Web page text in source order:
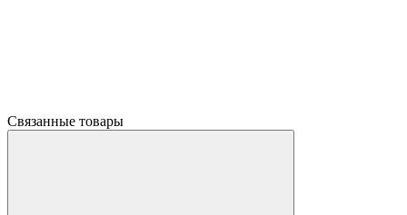
Связанные товары